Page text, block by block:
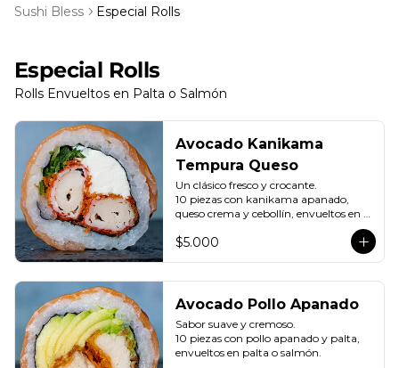
Sushi Bless Especial Rolls
Especial Rolls
Rolls Envueltos en Palta o Salmón
Avocado Kanikama
Tempura Queso
Un clásico fresco y crocante.
10 piezas con kanikama apanado,
queso crema y cebollín, envueltos en
$5.000
Avocado Pollo Apanado
Sabor suave y cremoso.
10 piezas con pollo apanado y palta,
envueltos en palta o salmón.